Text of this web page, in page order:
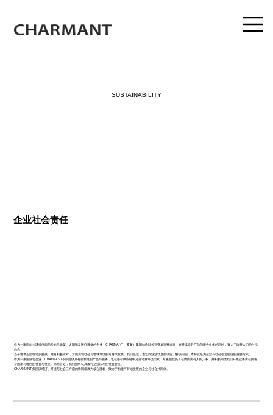
SUSTAINABILITY
企业社会责任
作为一家面向全球提供高品质光学镜架、太阳镜及医疗设备的企业，CHARMANT （夏蒙）集团始终以长远视角审视未来，在持续提升产品与服务价值的同时，致力于改善人们的生活
品质。
当今世界正面临诸多挑战，唯有积极应对，方能实现社会与地球环境的可持续发展。我们坚信，通过商业活动直面课题、解决问题，本身就是为企业与社会创造价值的重要方式。
作为一家国际化企业，CHARMANT不仅提供具有创新性的产品与服务，也在整个供应链中充分考量环境因素，尊重包括员工在内的所有人的人权，并积极回馈我们开展业务所在的各
个国家与地区的社会与社区。简而言之，我们始终认真履行企业应尽的社会责任。
CHARMANT 集团以经济、环境与社会三方面的协同发展为核心目标，致力于构建可持续发展的企业与社会共同体。